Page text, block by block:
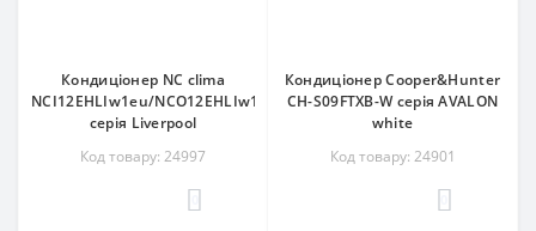
Кондиціонер NC clima
NCI12EHLIw1eu/NCO12EHLIw1eu
серія Liverpool
Код товару: 24997
Кондиціонер Cooper&Hunter
CH-S09FTXB-W серія AVALON
white
Код товару: 24901